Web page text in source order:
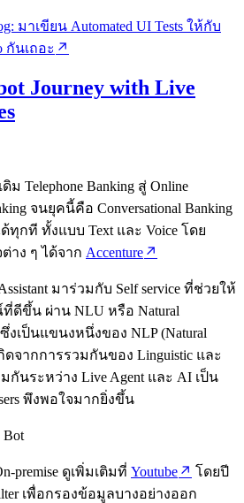
มาเขียน Automated UI Tests ให้กับ
กันเถอะ
Journey with Live
Telephone Banking สู่ Online
จนยุคนี้คือ Conversational Banking
กที ทั้งแบบ Text และ Voice โดย
าง ๆ ได้จาก Accenture
มาร่วมกับ Self service ที่ช่วยให้
ดีขึ้น ผ่าน NLU หรือ Natural
ซึ่งเป็นแขนงหนึ่งของ NLP (Natural
กิดจากการรวมกันของ Linguistic และ
นระหว่าง Live Agent และ AI เป็น
พึงพอใจมากยิ่งขึ้น
Bot
premise ดูเพิ่มเติมที่ Youtube
โดยปี
เพื่อกรองข้อมูลบางอย่างออก